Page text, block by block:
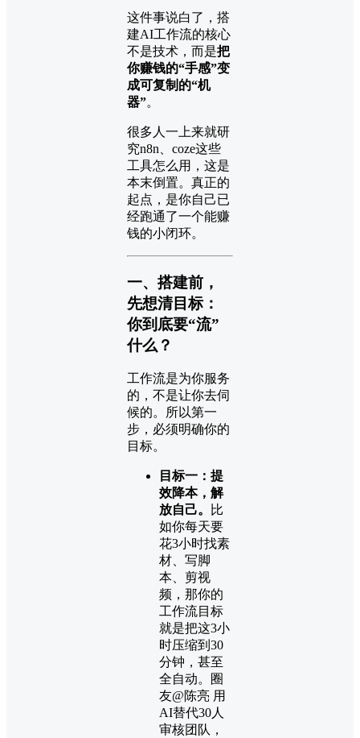
这件事说白了，搭
建AI工作流的核心
不是技术，而是把
你赚钱的“手感”变
成可复制的“机
器”。
很多人一上来就研
究n8n、coze这些
工具怎么用，这是
本末倒置。真正的
起点，是你自己已
经跑通了一个能赚
钱的小闭环。
一、搭建前，
先想清目标：
你到底要“流”
什么？
工作流是为你服务
的，不是让你去伺
候的。所以第一
步，必须明确你的
目标。
目标一：提
效降本，解
放自己。
比
如你每天要
花3小时找素
材、写脚
本、剪视
频，那你的
工作流目标
就是把这3小
时压缩到30
分钟，甚至
全自动。圈
友@陈亮 用
AI替代30人
审核团队，